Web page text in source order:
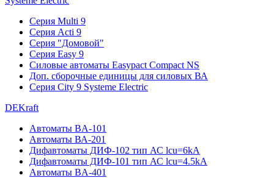
Серия Multi 9
Серия Acti 9
Серия "Домовой"
Серия Easy 9
Силовые автоматы Easypact Compact NS
Доп. сборочные единицы для силовых ВА
Серия City 9 Systeme Electric
DEKraft
Автоматы BA-101
Автоматы ВА-201
Дифавтоматы ДИФ-102 тип АС lcu=6kA
Дифавтоматы ДИФ-101 тип АС lcu=4.5kA
Автоматы BA-401